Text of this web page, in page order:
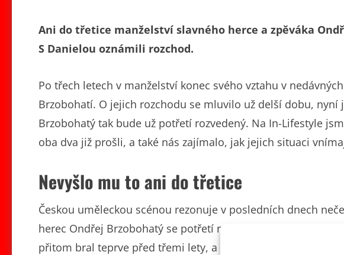
Ani do třetice manželství slavného herce a zpěváka
S Danielou oznámili rozchod.
Po třech letech v manželství konec svého vztahu v
Brzobohatí. O jejich rozchodu se mluvilo už delší dobu,
Brzobohatý tak bude už potřetí rozvedený. Na In-Lifestyle
oba dva již prošli, a také nás zajímalo, jak jejich situaci
Nevyšlo mu to ani do třetice
Českou uměleckou scénou rezonuje v posledních dnech
herec Ondřej Brzobohatý se potřetí rozvádí. Svou stávající
přitom bral teprve před třemi lety, a to u italského Lago Di